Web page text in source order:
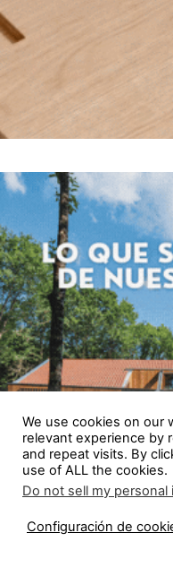
We use cookies on our
relevant experience by
and repeat visits. By
use of ALL the cookies.
Do not sell my personal
Configuración de